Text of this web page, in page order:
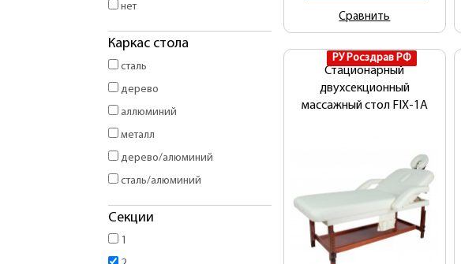
нет
Каркас стола
сталь
дерево
аллюминий
металл
дерево/алюминий
сталь/алюминий
Секции
1
Сравнить
РУ Росздрав РФ
Стационарный
двухсекционный
массажный стол FIX-1А